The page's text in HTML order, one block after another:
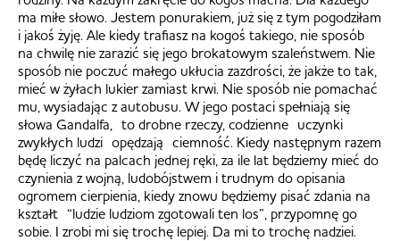
ma miłe słowo. Jestem ponurakiem, już się z tym pogodziłam
i jakoś żyję. Ale kiedy trafiasz na kogoś takiego, nie sposób
na chwilę nie zarazić się jego brokatowym szaleństwem. Nie
sposób nie poczuć małego ukłucia zazdrości, że jakże to tak,
mieć w żyłach lukier zamiast krwi. Nie sposób nie pomachać
mu, wysiadając z autobusu. W jego postaci spełniają się
słowa Gandalfa, to drobne rzeczy, codzienne uczynki
zwykłych ludzi opędzają ciemność. Kiedy następnym razem
będę liczyć na palcach jednej ręki, za ile lat będziemy mieć do
czynienia z wojną, ludobójstwem i trudnym do opisania
ogromem cierpienia, kiedy znowu będziemy pisać zdania na
kształt “ludzie ludziom zgotowali ten los”, przypomnę go
sobie. I zrobi mi się trochę lepiej. Da mi to trochę nadziei.